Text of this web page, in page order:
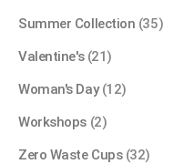
Summer Collection (35)
Valentine's (21)
Woman's Day (12)
Workshops (2)
Zero Waste Cups (32)